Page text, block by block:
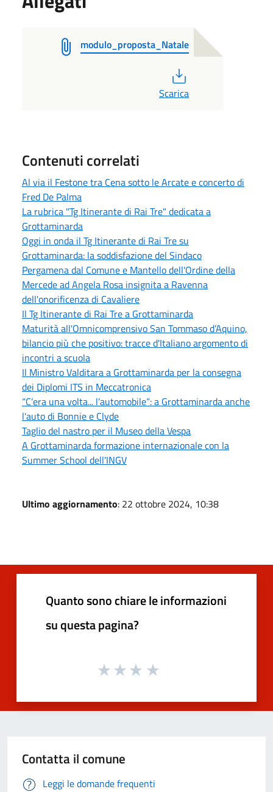
modulo_proposta_Natale
Scarica
Contenuti correlati
Al via il Festone tra Cena sotto le Arcate e concerto di
Fred De Palma
La rubrica "Tg Itinerante di Rai Tre" dedicata a
Grottaminarda
Oggi in onda il Tg Itinerante di Rai Tre su
Grottaminarda: la soddisfazione del Sindaco
Pergamena dal Comune e Mantello dell'Ordine della
Mercede ad Angela Rosa insignita a Ravenna
dell'onorificenza di Cavaliere
Il Tg Itinerante di Rai Tre a Grottaminarda
Maturità all'Omnicomprensivo San Tommaso d’Aquino,
bilancio più che positivo: tracce d'Italiano argomento di
incontri a scuola
Il Ministro Valditara a Grottaminarda per la consegna
dei Diplomi ITS in Meccatronica
“C’era una volta... l’automobile”: a Grottaminarda anche
l'auto di Bonnie e Clyde
Taglio del nastro per il Museo della Vespa
A Grottaminarda formazione internazionale con la
Summer School dell'INGV
Ultimo aggiornamento: 22 ottobre 2024, 10:38
Quanto sono chiare le informazioni
su questa pagina?
Contatta il comune
Leggi le domande frequenti